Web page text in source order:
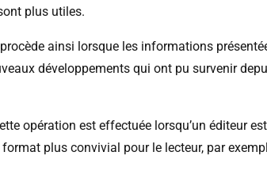
plus utiles.
ainsi lorsque les informations
développements qui ont pu survenir
opération est effectuée lorsqu’un éditeur
plus convivial pour le lecteur, par